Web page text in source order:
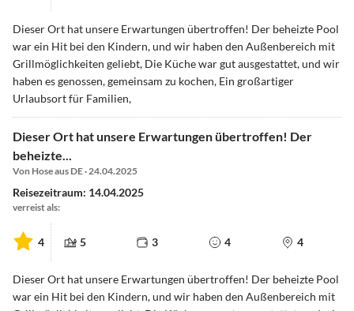
Dieser Ort hat unsere Erwartungen übertroffen! Der beheizte Pool
war ein Hit bei den Kindern, und wir haben den Außenbereich mit
Grillmöglichkeiten geliebt, Die Küche war gut ausgestattet, und wir
haben es genossen, gemeinsam zu kochen, Ein großartiger
Urlaubsort für Familien,
Dieser Ort hat unsere Erwartungen übertroffen! Der
beheizte...
Von Hose aus DE · 24.04.2025
Reisezeitraum: 14.04.2025
verreist als:
4 5 3 4 4
Dieser Ort hat unsere Erwartungen übertroffen! Der beheizte Pool
war ein Hit bei den Kindern, und wir haben den Außenbereich mit